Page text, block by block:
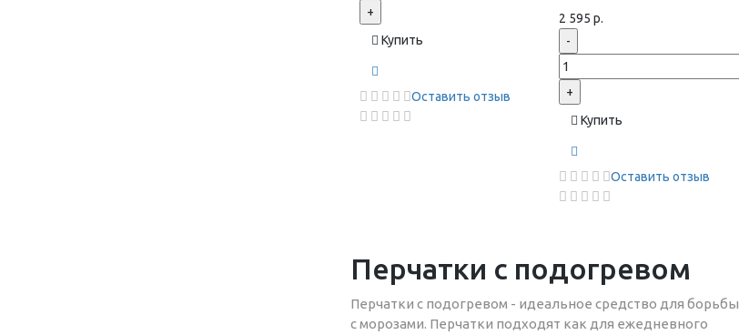
+
Купить
Оставить отзыв
2 595 р.
-
+
Купить
Оставить отзыв
Перчатки с подогревом
Перчатки с подогревом - идеальное средство для борьбы
с морозами. Перчатки подходят как для ежедневного